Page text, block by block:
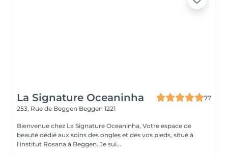
La Signature Oceaninha
77
253, Rue de Beggen Beggen 1221
Bienvenue chez La Signature Oceaninha, Votre espace de
beauté dédié aux soins des ongles et des vos pieds, situé à
l'institut Rosana à Beggen. Je sui...